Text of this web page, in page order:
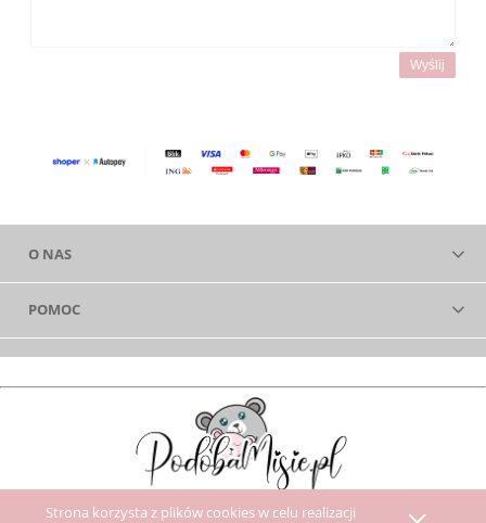
Strona korzysta z plików cookies w celu realizacji
Wyślij
O NAS
POMOC